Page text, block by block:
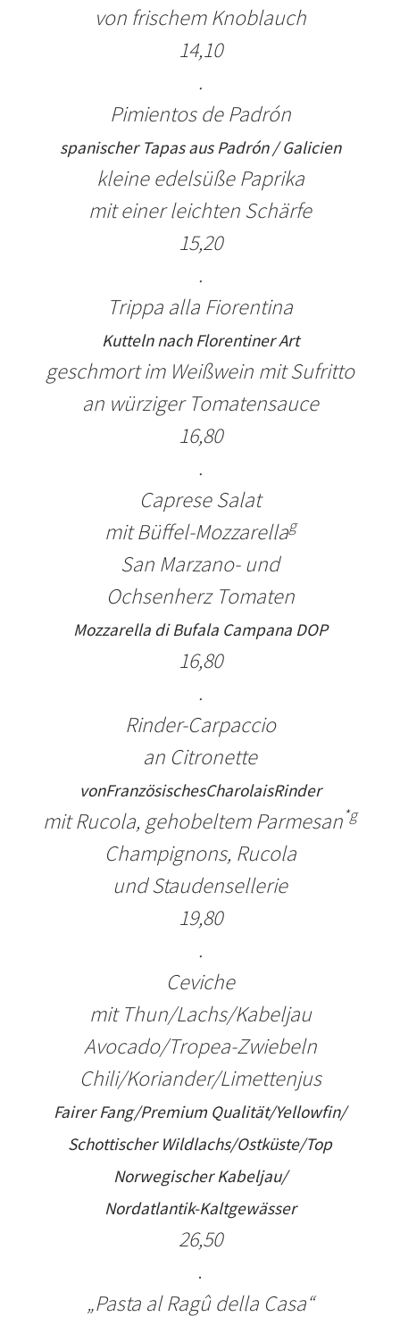
von frischem Knoblauch
14,10
.
Pimientos de Padrón
spanischer Tapas aus Padrón / Galicien
kleine edelsüße Paprika
mit einer leichten Schärfe
15,20
.
Trippa alla Fiorentina
Kutteln nach Florentiner Art
geschmort im Weißwein mit Sufritto
an würziger Tomatensauce
16,80
.
Caprese Salat
mit Büffel-Mozzarellag
San Marzano- und
Ochsenherz Tomaten
Mozzarella di Bufala Campana DOP
16,80
.
Rinder-Carpaccio
an Citronette
vonFranzösischesCharolaisRinder
mit Rucola, gehobeltem Parmesan*g
Champignons, Rucola
und Staudensellerie
19,80
.
Ceviche
mitThun/Lachs/Kabeljau
Avocado/Tropea-Zwiebeln
Chili/Koriander/Limettenjus
Fairer Fang/Premium Qualität/Yellowfin/
Schottischer Wildlachs/Ostküste/Top
NorwegischerKabeljau/
Nordatlantik-Kaltgewässer
26,50
.
„Pasta al Ragû della Casa“